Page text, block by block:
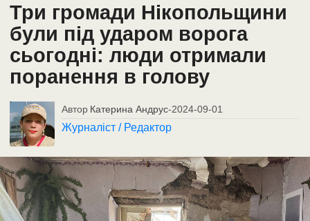
Три громади Нікопольщини
були під ударом ворога
сьогодні: люди отримали
поранення в голову
Автор Катерина Андрус-2024-09-01
Журналіст / Редактор